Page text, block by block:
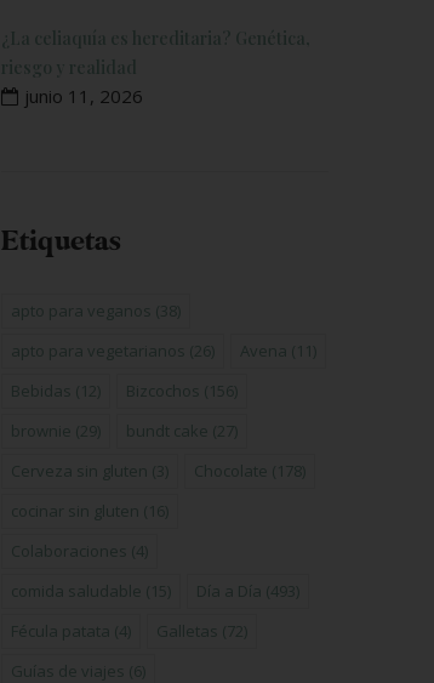
¿La celiaquía es hereditaria? Genética,
riesgo y realidad
junio 11, 2026
Etiquetas
apto para veganos (38)
apto para vegetarianos (26) Avena (11)
Bebidas (12) Bizcochos (156)
brownie (29) bundt cake (27)
Cerveza sin gluten (3) Chocolate (178)
cocinar sin gluten (16)
Colaboraciones (4)
comida saludable (15) Día a Día (493)
Fécula patata (4) Galletas (72)
Guías de viajes (6)